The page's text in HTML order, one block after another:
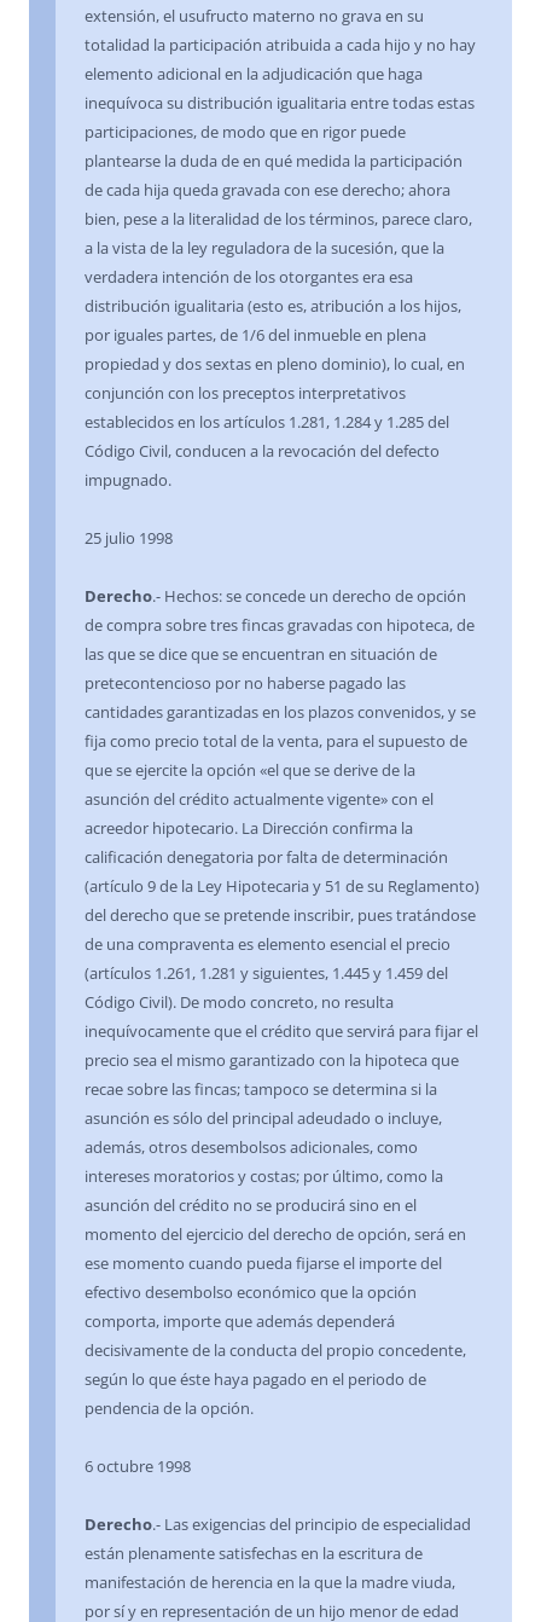
extensión, el usufructo materno no grava en su
totalidad la participación atribuida a cada hijo y no hay
elemento adicional en la adjudicación que haga
inequívoca su distribución igualitaria entre todas estas
participaciones, de modo que en rigor puede
plantearse la duda de en qué medida la participación
de cada hija queda gravada con ese derecho; ahora
bien, pese a la literalidad de los términos, parece claro,
a la vista de la ley reguladora de la sucesión, que la
verdadera intención de los otorgantes era esa
distribución igualitaria (esto es, atribución a los hijos,
por iguales partes, de 1/6 del inmueble en plena
propiedad y dos sextas en pleno dominio), lo cual, en
conjunción con los preceptos interpretativos
establecidos en los artículos 1.281, 1.284 y 1.285 del
Código Civil, conducen a la revocación del defecto
impugnado.
25 julio 1998
Derecho.- Hechos: se concede un derecho de opción
de compra sobre tres fincas gravadas con hipoteca, de
las que se dice que se encuentran en situación de
pretecontencioso por no haberse pagado las
cantidades garantizadas en los plazos convenidos, y se
fija como precio total de la venta, para el supuesto de
que se ejercite la opción «el que se derive de la
asunción del crédito actualmente vigente» con el
acreedor hipotecario. La Dirección confirma la
calificación denegatoria por falta de determinación
(artículo 9 de la Ley Hipotecaria y 51 de su Reglamento)
del derecho que se pretende inscribir, pues tratándose
de una compraventa es elemento esencial el precio
(artículos 1.261, 1.281 y siguientes, 1.445 y 1.459 del
Código Civil). De modo concreto, no resulta
inequívocamente que el crédito que servirá para fijar el
precio sea el mismo garantizado con la hipoteca que
recae sobre las fincas; tampoco se determina si la
asunción es sólo del principal adeudado o incluye,
además, otros desembolsos adicionales, como
intereses moratorios y costas; por último, como la
asunción del crédito no se producirá sino en el
momento del ejercicio del derecho de opción, será en
ese momento cuando pueda fijarse el importe del
efectivo desembolso económico que la opción
comporta, importe que además dependerá
decisivamente de la conducta del propio concedente,
según lo que éste haya pagado en el periodo de
pendencia de la opción.
6 octubre 1998
Derecho.- Las exigencias del principio de especialidad
están plenamente satisfechas en la escritura de
manifestación de herencia en la que la madre viuda,
por sí y en representación de un hijo menor de edad